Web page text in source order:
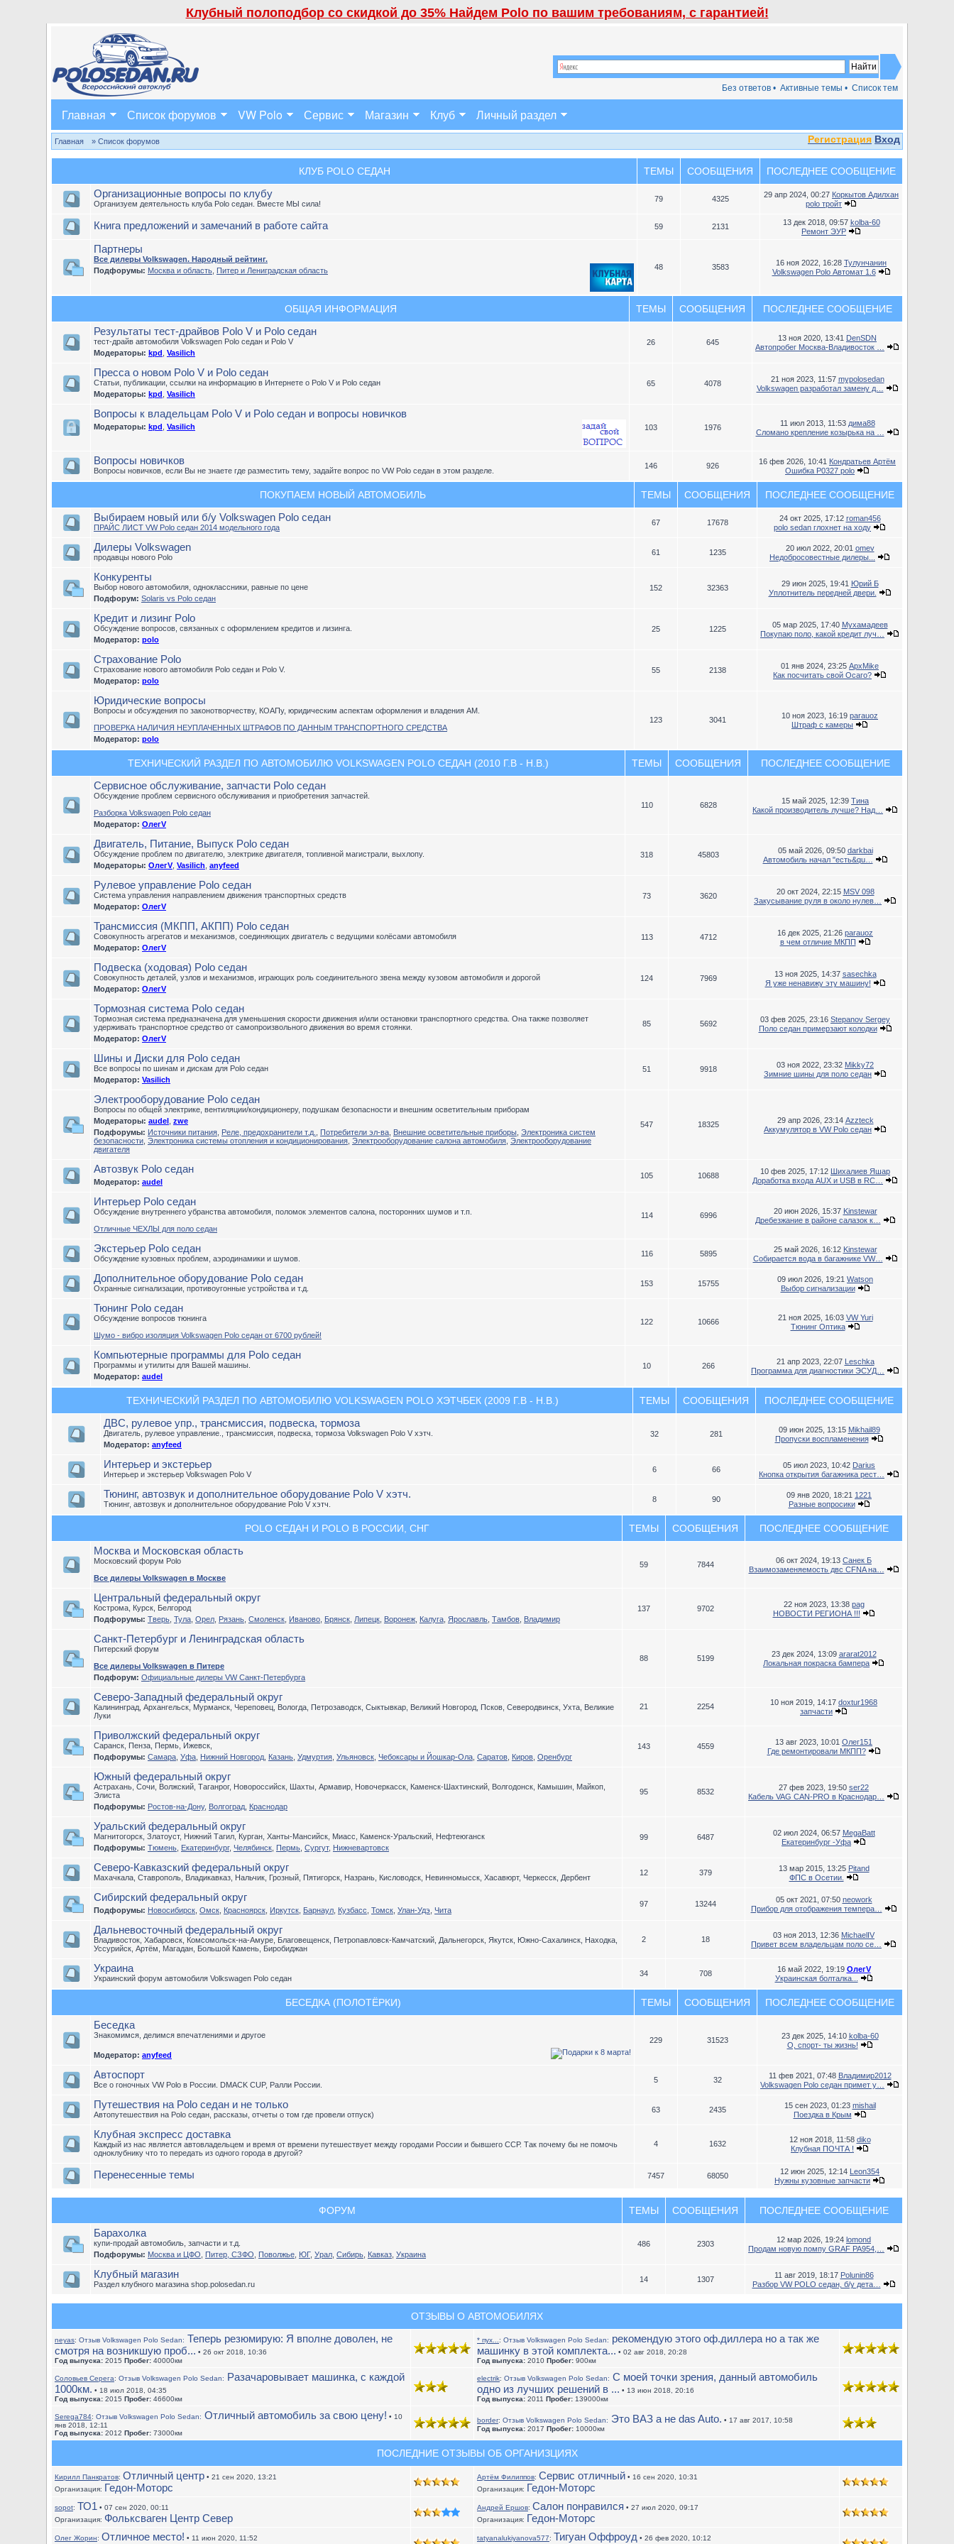
Клубный полоподбор со скидкой до 35% Найдем Polo по вашим требованиям, с гарантией!
Список тем
Активные темы •
Без ответов •
Главная Список форумов VW Polo Сервис Магазин Клуб Личный раздел
Регистрация Вход
Главная » Список форумов
КЛУБ POLO СЕДАН ТЕМЫ СООБЩЕНИЯ ПОСЛЕДНЕЕ СООБЩЕНИЕ
Организационные вопросы по клубу
Организуем деятельность клуба Polo седан. Вместе МЫ сила!
79 4325 29 апр 2024, 00:27 Коркытов Адилхан
polo тройт
Книга предложений и замечаний в работе сайта 59 2131 13 дек 2018, 09:57 kolba-60
Ремонт ЭУР
Партнеры
Все дилеры Volkswagen. Народный рейтинг.
Подфорумы: Москва и область Питер и Лениградская область 48 3583 16 ноя 2022, 16:28 Тулунчанин
Volkswagen Polo Автомат 1.6
ОБЩАЯ ИНФОРМАЦИЯ ТЕМЫ СООБЩЕНИЯ ПОСЛЕДНЕЕ СООБЩЕНИЕ
Результаты тест-драйвов Polo V и Polo седан
тест-драйв автомобиля Volkswagen Polo седан и Polo V
Модераторы: kpd Vasilich
26 645 13 ноя 2020, 13:41 DenSDN
Автопробег Москва-Владивосток …
Пресса о новом Polo V и Polo седан
Статьи, публикации, ссылки на информацию в Интернете о Polo V и Polo седан
Модераторы: kpd Vasilich
65 4078 21 ноя 2023, 11:57 mypolosedan
Volkswagen разработал замену д…
Вопросы к владельцам Polo V и Polo седан и вопросы новичков
Модераторы: kpd Vasilich 103 1976 11 июл 2013, 11:53 дима88
Сломано крепление козырька на …
Вопросы новичков
Вопросы новичков, если Вы не знаете где разместить тему, задайте вопрос по VW Polo седан в этом разделе.
146 926 16 фев 2026, 10:41 Кондратьев Артём
Ошибка P0327 polo
ПОКУПАЕМ НОВЫЙ АВТОМОБИЛЬ ТЕМЫ СООБЩЕНИЯ ПОСЛЕДНЕЕ СООБЩЕНИЕ
Выбираем новый или б/у Volkswagen Polo седан
ПРАЙС ЛИСТ VW Polo седан 2014 модельного года
67 17678 24 окт 2025, 17:12 roman456
polo sedan глохнет на ходу
Дилеры Volkswagen
продавцы нового Polo
61 1235 20 июл 2022, 20:01 omev
Недобросовестные дилеры...
Конкуренты
Выбор нового автомобиля, одноклассники, равные по цене
Подфорум: Solaris vs Polo седан
152 32363 29 июн 2025, 19:41 Юрий Б
Уплотнитель передней двери.
Кредит и лизинг Polo
Обсуждение вопросов, связанных с оформлением кредитов и лизинга.
Модератор: polo
25 1225 05 мар 2025, 17:40 Мухамадеев
Покупаю поло, какой кредит луч…
Страхование Polo
Страхование нового автомобиля Polo седан и Polo V.
Модератор: polo
55 2138 01 янв 2024, 23:25 ApxMike
Как посчитать свой Осаго?
Юридические вопросы
Вопросы и обсуждения по законотворчеству, КОАПу, юридическим аспектам оформления и владения АМ.
ПРОВЕРКА НАЛИЧИЯ НЕУПЛАЧЕННЫХ ШТРАФОВ ПО ДАННЫМ ТРАНСПОРТНОГО СРЕДСТВА
Модератор: polo
123 3041 10 ноя 2023, 16:19 parauoz
Штраф с камеры
ТЕХНИЧЕСКИЙ РАЗДЕЛ ПО АВТОМОБИЛЮ VOLKSWAGEN POLO СЕДАН (2010 Г.В - Н.В.) ТЕМЫ СООБЩЕНИЯ ПОСЛЕДНЕЕ СООБЩЕНИЕ
Сервисное обслуживание, запчасти Polo седан
Обсуждение проблем сервисного обслуживания и приобретения запчастей.
Разборка Volkswagen Polo седан
Модератор: ОлегV
110 6828 15 май 2025, 12:39 Тина
Какой производитель лучше? Над…
Двигатель, Питание, Выпуск Polo седан
Обсуждение проблем по двигателю, электрике двигателя, топливной магистрали, выхлопу.
Модераторы: ОлегV, Vasilich anyfeed
318 45803 05 май 2026, 09:50 darkbai
Автомобиль начал "есть&qu…
Рулевое управление Polo седан
Система управления направлением движения транспортных средств
Модератор: ОлегV
73 3620 20 окт 2024, 22:15 MSV 098
Закусывание руля в около нулев…
Трансмиссия (МКПП, АКПП) Polo седан
Совокупность агрегатов и механизмов, соединяющих двигатель с ведущими колёсами автомобиля
Модератор: ОлегV
113 4712 16 дек 2025, 21:26 parauoz
в чем отличие МКПП
Подвеска (ходовая) Polo седан
Совокупность деталей, узлов и механизмов, играющих роль соединительного звена между кузовом автомобиля и дорогой
Модератор: ОлегV
124 7969 13 ноя 2025, 14:37 sasechka
Я уже ненавижу эту машину!
Тормозная система Polo седан
Тормозная система предназначена для уменьшения скорости движения и/или остановки транспортного средства. Она также позволяет
удерживать транспортное средство от самопроизвольного движения во время стоянки.
Модератор: ОлегV
85 5692 03 фев 2025, 23:16 Stepanov Sergey
Поло седан примерзают колодки
Шины и Диски для Polo седан
Все вопросы по шинам и дискам для Polo седан
Модератор: Vasilich
51 9918 03 ноя 2022, 23:32 Mikky72
Зимние шины для поло седан
Электрооборудование Polo седан
Вопросы по общей электрике, вентиляции/кондиционеру, подушкам безопасности и внешним осветительным приборам
Модераторы: audel zwe
Подфорумы: Источники питания Реле, предохранители т.д. Потребители эл-ва Внешние осветительные приборы Электроника систем
безопасности Электроника системы отопления и кондиционирования Электрооборудование салона автомобиля Электрооборудование
двигателя
547 18325 29 апр 2026, 23:14 Azzteck
Аккумулятор в VW Polo седан
Автозвук Polo седан
Модератор: audel
105 10688 10 фев 2025, 17:12 Шихалиев Яшар
Доработка входа AUX и USB в RC…
Интерьер Polo седан
Обсуждение внутреннего убранства автомобиля, поломок элементов салона, посторонних шумов и т.п.
Отличные ЧЕХЛЫ для поло седан
114 6996 20 июн 2026, 15:37 Kinstewar
Дребезжание в районе салазок к…
Экстерьер Polo седан
Обсуждение кузовных проблем, аэродинамики и шумов.
116 5895 25 май 2026, 16:12 Kinstewar
Собирается вода в багажнике VW…
Дополнительное оборудование Polo седан
Охранные сигнализации, противоугонные устройства и т.д.
153 15755 09 июл 2026, 19:21 Watson
Выбор сигнализации
Тюнинг Polo седан
Обсуждение вопросов тюнинга
Шумо - вибро изоляция Volkswagen Polo седан от 6700 рублей!
122 10666 21 ноя 2025, 16:03 VW Yuri
Тюнинг Оптика
Компьютерные программы для Polo седан
Программы и утилиты для Вашей машины.
Модератор: audel
10 266 21 апр 2023, 22:07 Leschka
Программа для диагностики ЭСУД…
ТЕХНИЧЕСКИЙ РАЗДЕЛ ПО АВТОМОБИЛЮ VOLKSWAGEN POLO ХЭТЧБЕК (2009 Г.В - Н.В.) ТЕМЫ СООБЩЕНИЯ ПОСЛЕДНЕЕ СООБЩЕНИЕ
ДВС, рулевое упр., трансмиссия, подвеска, тормоза
Двигатель, рулевое управление., трансмиссия, подвеска, тормоза Volkswagen Polo V хэтч.
Модератор: anyfeed
32 281 09 июн 2025, 13:15 Mikhail89
Пропуски воспламенения
Интерьер и экстерьер
Интерьер и экстерьер Volkswagen Polo V
6 66 05 июл 2023, 10:42 Darius
Кнопка открытия багажника рест…
Тюнинг, автозвук и дополнительное оборудование Polo V хэтч.
Тюнинг, автозвук и дополнительное оборудование Polo V хэтч.
8 90 09 янв 2020, 18:21 1221
Разные вопросики
POLO СЕДАН И POLO В РОССИИ, СНГ ТЕМЫ СООБЩЕНИЯ ПОСЛЕДНЕЕ СООБЩЕНИЕ
Москва и Московская область
Московский форум Polo
Все дилеры Volkswagen в Москве
59 7844 06 окт 2024, 19:13 Санек Б
Взаимозаменяемость двс CFNA на…
Центральный федеральный округ
Кострома, Курск, Белгород
Подфорумы: Тверь Тула Орел Рязань Смоленск Иваново Брянск Липецк Воронеж Калуга Ярославль Тамбов Владимир
137 9702 22 ноя 2023, 13:38 pag
НОВОСТИ РЕГИОНА !!!
Санкт-Петербург и Ленинградская область
Питерский форум
Все дилеры Volkswagen в Питере
Подфорум: Официальные дилеры VW Санкт-Петербурга
88 5199 23 дек 2024, 13:09 ararat2012
Локальная покраска бампера
Северо-Западный федеральный округ
Калининград, Архангельск, Мурманск, Череповец, Вологда, Петрозаводск, Сыктывкар, Великий Новгород, Псков, Северодвинск, Ухта, Великие
Луки
21 2254 10 ноя 2019, 14:17 doxtur1968
запчасти
Приволжский федеральный округ
Саранск, Пенза, Пермь, Ижевск,
Подфорумы: Самара Уфа Нижний Новгород Казань Удмуртия Ульяновск Чебоксары и Йошкар-Ола Саратов Киров Оренбург
143 4559 13 авг 2023, 10:01 Олег151
Где ремонтировали МКПП?
Южный федеральный округ
Астрахань, Сочи, Волжский, Таганрог, Новороссийск, Шахты, Армавир, Новочеркасск, Каменск-Шахтинский, Волгодонск, Камышин, Майкоп,
Элиста
Подфорумы: Ростов-на-Дону, Волгоград Краснодар
95 8532 27 фев 2023, 19:50 ser22
Кабель VAG CAN-PRO в Краснодар…
Уральский федеральный округ
Магнитогорск, Златоуст, Нижний Тагил, Курган, Ханты-Мансийск, Миасс, Каменск-Уральский, Нефтеюганск
Подфорумы: Тюмень Екатеринбург, Челябинск Пермь Сургут, Нижневартовск
99 6487 02 июл 2024, 06:57 MegaBatt
Екатеринбург -Уфа
Северо-Кавказский федеральный округ
Махачкала, Ставрополь, Владикавказ, Нальчик, Грозный, Пятигорск, Назрань, Кисловодск, Невинномысск, Хасавюрт, Черкесск, Дербент
12 379 13 мар 2015, 13:25 Pitand
ФПС в Осетии.
Сибирский федеральный округ
Подфорумы: Новосибирск Омск Красноярск Иркутск Барнаул Кузбасс Томск Улан-Удэ Чита
97 13244 05 окт 2021, 07:50 neowork
Прибор для отображения темпера…
Дальневосточный федеральный округ
Владивосток, Хабаровск, Комсомольск-на-Амуре, Благовещенск, Петропавловск-Камчатский, Дальнегорск, Якутск, Южно-Сахалинск, Находка,
Уссурийск, Артём, Магадан, Большой Камень, Биробиджан
2 18 03 ноя 2013, 12:36 MichaelIV
Привет всем владельцам поло се…
Украина
Украинский форум автомобиля Volkswagen Polo седан
34 708 16 май 2022, 19:19 ОлегV
Украинская болталка...
БЕСЕДКА (ПОЛОТЁРКИ) ТЕМЫ СООБЩЕНИЯ ПОСЛЕДНЕЕ СООБЩЕНИЕ
Беседка
Знакомимся, делимся впечатлениями и другое
Модератор: anyfeed
229 31523 23 дек 2025, 14:10 kolba-60
О, спорт- ты жизнь!
Автоспорт
Все о гоночных VW Polo в России. DMACK CUP, Ралли России.
5 32 11 фев 2021, 07:48 Владимир2012
Volkswagen Polo седан примет у…
Путешествия на Polo седан и не только
Автопутешествия на Polo седан, рассказы, отчеты о том где провели отпуск)
63 2435 15 сен 2023, 01:23 mishail
Поездка в Крым
Клубная экспресс доставка
Каждый из нас является автовладельцем и время от времени путешествует между городами России и бывшего ССР. Так почему бы не помочь
одноклубнику что то передать из одного города в другой?
4 1632 12 ноя 2018, 11:58 diko
Клубная ПОЧТА !
Перенесенные темы 7457 68050 12 июн 2025, 12:14 Leon354
Нужны кузовные запчасти
ФОРУМ ТЕМЫ СООБЩЕНИЯ ПОСЛЕДНЕЕ СООБЩЕНИЕ
Барахолка
купи-продай автомобиль, запчасти и т.д.
Подфорумы: Москва и ЦФО Питер, СЗФО Поволжье ЮГ, Урал Сибирь Кавказ Украина
486 2303 12 мар 2026, 19:24 lomond
Продам новую помпу GRAF PA954,…
Клубный магазин
Раздел клубного магазина shop.polosedan.ru
14 1307 11 авг 2019, 18:17 Polunin86
Разбор VW POLO седан, б/у дета…
ОТЗЫВЫ О АВТОМОБИЛЯХ
neyas: Отзыв Volkswagen Polo Sedan: Теперь резюмирую: Я вполне доволен, не
смотря на возникшую проб... • 26 окт 2018, 10:36
Год выпуска: 2015 Пробег: 40000км
* пух... : Отзыв Volkswagen Polo Sedan: рекомендую этого оф.диллера но а так же
машинку в этой комплекта... • 02 авг 2018, 20:28
Год выпуска: 2010 Пробег: 900км
Соловьев Серега: Отзыв Volkswagen Polo Sedan: Разачаровывает машинка, с каждой
1000км. • 18 июл 2018, 04:35
Год выпуска: 2015 Пробег: 46600км
electrik: Отзыв Volkswagen Polo Sedan: С моей точки зрения, данный автомобиль
одно из лучших решений в ... • 13 июн 2018, 20:16
Год выпуска: 2011 Пробег: 139000км
Serega784: Отзыв Volkswagen Polo Sedan: Отличный автомобиль за свою цену! • 10
янв 2018, 12:11
Год выпуска: 2012 Пробег: 73000км
border: Отзыв Volkswagen Polo Sedan: Это ВАЗ а не das Auto. • 17 авг 2017, 10:58
Год выпуска: 2017 Пробег: 10000км
ПОСЛЕДНИЕ ОТЗЫВЫ ОБ ОРГАНИЗЦИЯХ
Кирилл Панкратов: Отличный центр • 21 сен 2020, 13:21
Организация: Гедон-Моторс
Артём Филиппов: Сервис отличный • 16 сен 2020, 10:31
Организация: Гедон-Моторс
sopot: ТО1 • 07 сен 2020, 00:11
Организация: Фольксваген Центр Север
Андрей Ершов: Салон понравился • 27 июл 2020, 09:17
Организация: Гедон-Моторс
Олег Жорин: Отличное место! • 11 июн 2020, 11:52 tatyanalukiyanova577: Тигуан Оффроуд • 26 фев 2020, 10:12